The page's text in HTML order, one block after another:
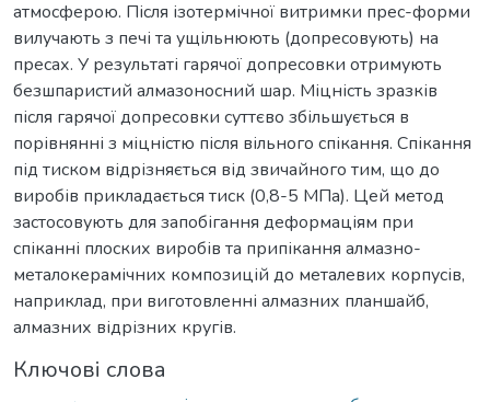
атмосферою. Після ізотермічної витримки прес-форми
вилучають з печі та ущільнюють (допресовують) на
пресах. У результаті гарячої допресовки отримують
безшпаристий алмазоносний шар. Міцність зразків
після гарячої допресовки суттєво збільшується в
порівнянні з міцністю після вільного спікання. Спікання
під тиском відрізняється від звичайного тим, що до
виробів прикладається тиск (0,8-5 МПа). Цей метод
застосовують для запобігання деформаціям при
спіканні плоских виробів та припікання алмазно-
металокерамічних композицій до металевих корпусів,
наприклад, при виготовленні алмазних планшайб,
алмазних відрізних кругів.
Ключові слова